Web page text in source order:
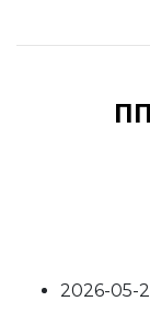
2026-05-